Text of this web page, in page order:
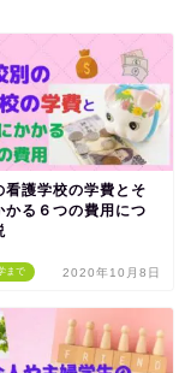
まで
看護学校の学費とそ
かる６つの費用につ
2020年10月8日